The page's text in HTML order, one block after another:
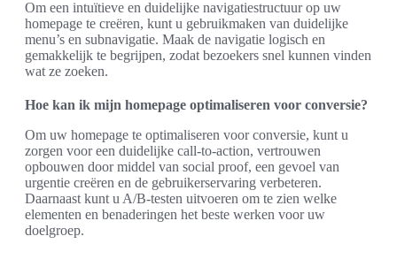
Om een intuïtieve en duidelijke navigatiestructuur op uw
homepage te creëren, kunt u gebruikmaken van duidelijke
menu’s en subnavigatie. Maak de navigatie logisch en
gemakkelijk te begrijpen, zodat bezoekers snel kunnen vinden
wat ze zoeken.
Hoe kan ik mijn homepage optimaliseren voor conversie?
Om uw homepage te optimaliseren voor conversie, kunt u
zorgen voor een duidelijke call-to-action, vertrouwen
opbouwen door middel van social proof, een gevoel van
urgentie creëren en de gebruikerservaring verbeteren.
Daarnaast kunt u A/B-testen uitvoeren om te zien welke
elementen en benaderingen het beste werken voor uw
doelgroep.